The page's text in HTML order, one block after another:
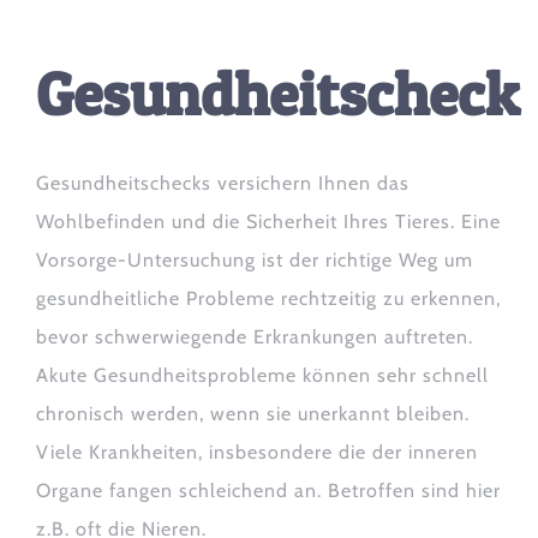
Gesundheitscheck
Gesundheitschecks versichern Ihnen das
Wohlbefinden und die Sicherheit Ihres Tieres. Eine
Vorsorge-Untersuchung ist der richtige Weg um
gesundheitliche Probleme rechtzeitig zu erkennen,
bevor schwerwiegende Erkrankungen auftreten.
Akute Gesundheitsprobleme können sehr schnell
chronisch werden, wenn sie unerkannt bleiben.
Viele Krankheiten, insbesondere die der inneren
Organe fangen schleichend an. Betroffen sind hier
z.B. oft die Nieren.